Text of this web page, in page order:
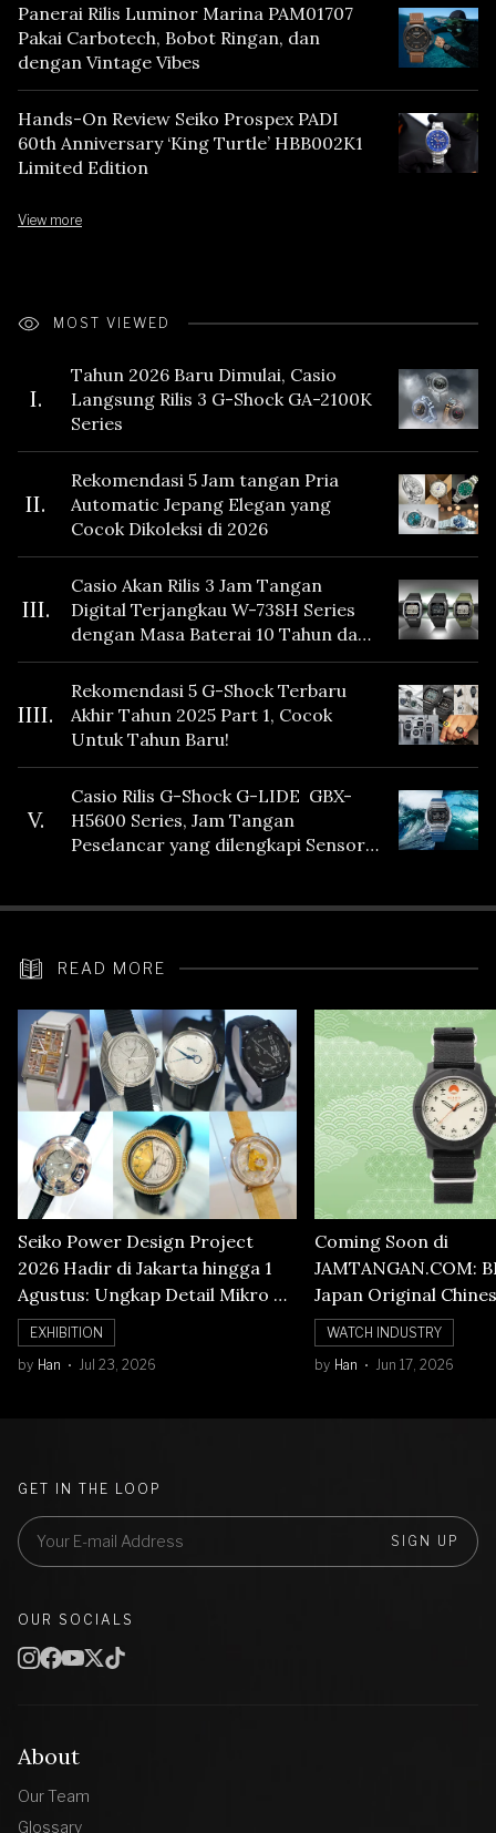
Panerai Rilis Luminor Marina PAM01707
Pakai Carbotech, Bobot Ringan, dan
dengan Vintage Vibes
Hands-On Review Seiko Prospex PADI
60th Anniversary ‘King Turtle’ HBB002K1
Limited Edition
View more
MOST VIEWED
I.
Tahun 2026 Baru Dimulai, Casio
Langsung Rilis 3 G-Shock GA-2100K
Series
II.
Rekomendasi 5 Jam tangan Pria
Automatic Jepang Elegan yang
Cocok Dikoleksi di 2026
III.
Casio Akan Rilis 3 Jam Tangan
Digital Terjangkau W-738H Series
dengan Masa Baterai 10 Tahun dan
Fitur Vibration
IIII.
Rekomendasi 5 G-Shock Terbaru
Akhir Tahun 2025 Part 1, Cocok
Untuk Tahun Baru!
V.
Casio Rilis G-Shock G-LIDE GBX-
H5600 Series, Jam Tangan
Peselancar yang dilengkapi Sensor
READ MORE
Seiko Power Design Project
2026 Hadir di Jakarta hingga 1
Agustus: Ungkap Detail Mikro di
Balik Seni Watchmaking
EXHIBITION
by Han Jul 23, 2026
Coming Soon di
JAMTANGAN.COM:
Japan Original
Numerals Watch
WATCH INDUSTRY
by Han Jun 17, 2026
About
Our Team
Glossary
GET IN THE LOOP
SIGN UP
OUR SOCIALS